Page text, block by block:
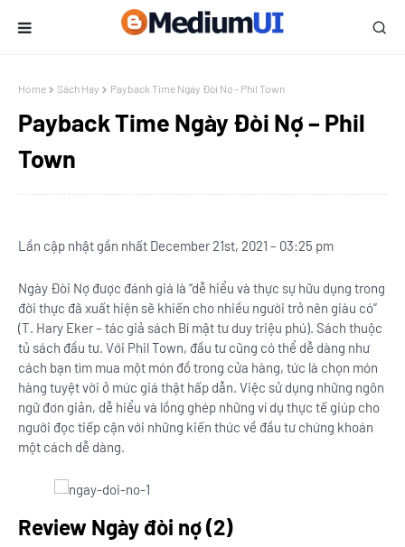
Home Sách Hay Payback Time Ngày Đòi Nợ – Phil Town
Payback Time Ngày Đòi Nợ – Phil
Town
Lần cập nhật gần nhất December 21st, 2021 – 03:25 pm
Ngày Đòi Nợ được đánh giá là “dễ hiểu và thực sự hữu dụng trong
đời thực đã xuất hiện sẽ khiến cho nhiều người trở nên giàu có”
(T. Hary Eker – tác giả sách Bí mật tư duy triệu phú). Sách thuộc
tủ sách đầu tư. Với Phil Town, đầu tư cũng có thể dễ dàng như
cách bạn tìm mua một món đồ trong cửa hàng, tức là chọn món
hàng tuyệt vời ở mức giá thật hấp dẫn. Việc sử dụng những ngôn
ngữ đơn giản, dễ hiểu và lồng ghép những ví dụ thực tế giúp cho
người đọc tiếp cận với những kiến thức về đầu tư chứng khoán
một cách dễ dàng.
Review Ngày đòi nợ (2)